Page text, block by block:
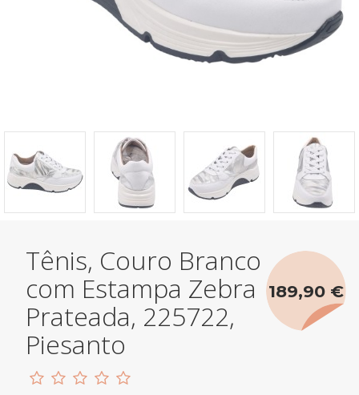
Tênis, Couro Branco
com Estampa Zebra
Prateada, 225722,
Piesanto
189,90 €